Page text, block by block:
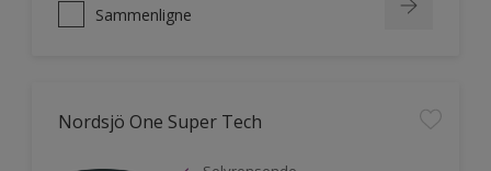
Sammenligne
Nordsjö One Super Tech